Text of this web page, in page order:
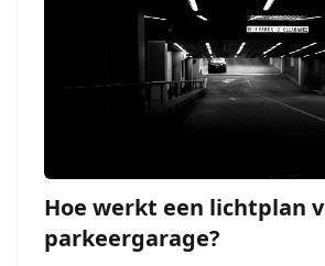
Hoe werkt een lichtplan
parkeergarage?